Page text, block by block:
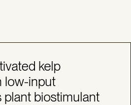
kelp
low-input
plant biostimulant